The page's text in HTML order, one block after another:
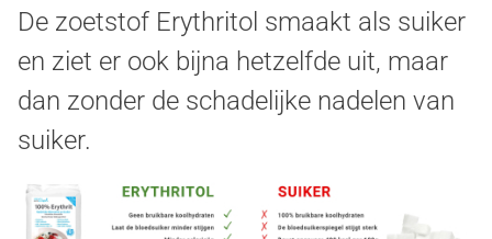
De zoetstof Erythritol smaakt als suiker
en ziet er ook bijna hetzelfde uit, maar
dan zonder de schadelijke nadelen van
suiker.